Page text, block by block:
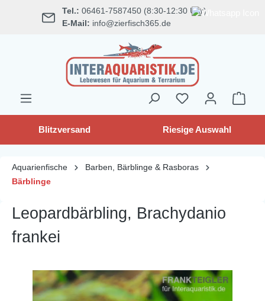
springen Tel.: 06461-7587450 (8:30-12:30 Uhr)
E-Mail: info@zierfisch365.de
Blitzversand Riesige Auswahl
Aquarienfische
Barben, Bärblinge & Rasboras
Bärblinge
Leopardbärbling, Brachydanio
frankei
Bildergalerie überspringen